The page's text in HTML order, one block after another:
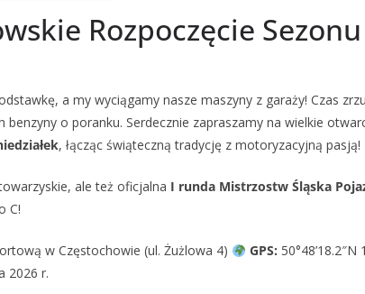
Rozpoczęcie
a my wyciągamy nasze maszyny z garaży! Czas
benzyny o poranku. Serdecznie zapraszamy na wielkie
, łącząc świąteczną tradycję z motoryzacyjną pasją!
ale też oficjalna I runda Mistrzostw Śląska
C!
w Częstochowie (ul. Żużlowa 4) GPS: 50°48’18.2″N
2026 r.